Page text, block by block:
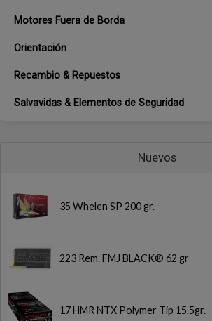
Motores Fuera de Borda
Orientación
Recambio & Repuestos
Salvavidas & Elementos de Seguridad
Nuevos
35 Whelen SP 200 gr.
223 Rem. FMJ BLACK® 62 gr
17 HMR NTX Polymer Tip 15.5gr.